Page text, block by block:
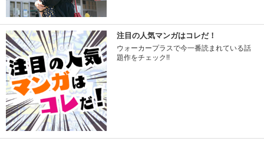
注目の人気マンガはコレだ！
ウォーカープラスで今一番読まれている話
題作をチェック!!